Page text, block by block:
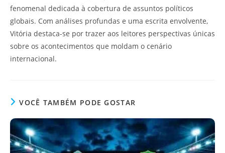
fenomenal dedicada à cobertura de assuntos políticos
globais. Com análises profundas e uma escrita envolvente,
Vitória destaca-se por trazer aos leitores perspectivas únicas
sobre os acontecimentos que moldam o cenário
internacional.
VOCÊ TAMBÉM PODE GOSTAR